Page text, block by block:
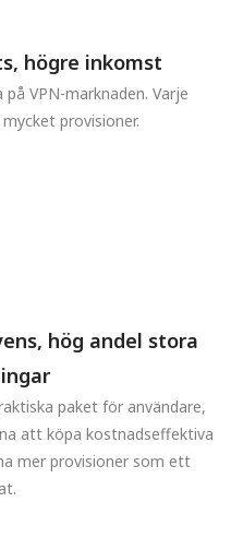
högre inkomst
VPN-marknaden. Varje
provisioner.
hög andel stora
paket för användare,
att köpa kostnadseffektiva
mer provisioner som ett